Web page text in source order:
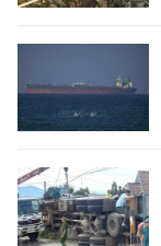
THẾ GIỚI
GIÁO DỤC